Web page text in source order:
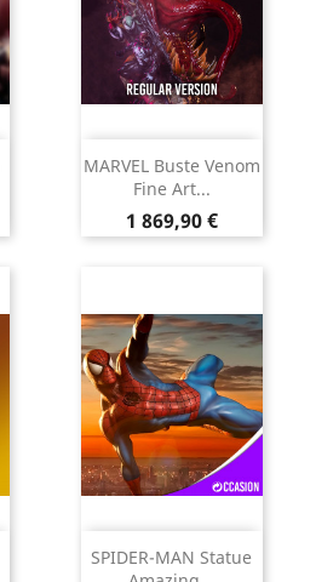
MARVEL Buste Venom
Fine Art...
Prix
1 869,90 €
SPIDER-MAN Statue